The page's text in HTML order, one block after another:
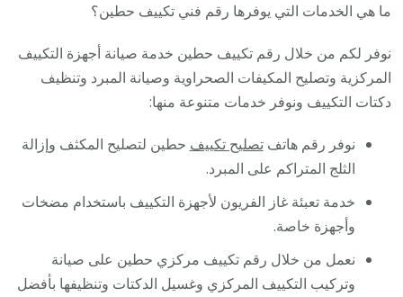
ما هي الخدمات التي يوفرها رقم فني تكييف حطين؟
نوفر لكم من خلال رقم تكييف حطين خدمة صيانة أجهزة التكييف
المركزية وتصليح المكيفات الصحراوية وصيانة المبرد وتنظيف
دكتات التكييف ونوفر خدمات متنوعة منها:
نوفر رقم هاتفتصليح تكييف حطين لتصليح المكثف وإزالة
الثلج المتراكم على المبرد.
خدمة تعبئة غاز الفريون لأجهزة التكييف باستخدام مضخات
وأجهزة خاصة.
نعمل من خلال رقم تكييف مركزي حطين على صيانة
وتركيب التكييف المركزي وغسيل الدكتات وتنظيفها بأفضل